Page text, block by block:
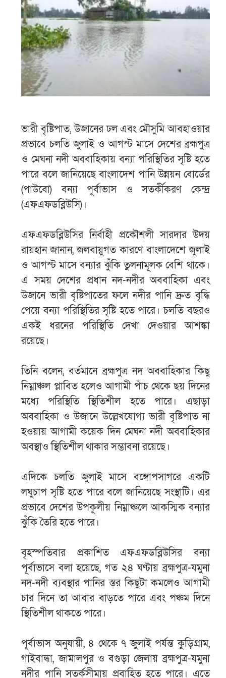
ভারী বৃষ্টিপাত, উজানের ঢল এবং মৌসুমি আবহাওয়ার
প্রভাবে চলতি জুলাই ও আগস্ট মাসে দেশের ব্রহ্মপুত্র
ও মেঘনা নদী অববাহিকায় বন্যা পরিস্থিতির সৃষ্টি হতে
পারে বলে জানিয়েছে বাংলাদেশ পানি উন্নয়ন বোর্ডের
(পাউবো) বন্যা পূর্বাভাস ও সতর্কীকরণ কেন্দ্র
(এফএফডব্লিউসি)।
এফএফডব্লিউসির নির্বাহী প্রকৌশলী সারদার উদয়
রায়হান জানান, জলবায়ুগত কারণে বাংলাদেশে জুলাই
ও আগস্ট মাসে বন্যার ঝুঁকি তুলনামূলক বেশি থাকে।
এ সময় দেশের প্রধান নদ-নদীর অববাহিকা এবং
উজানে ভারী বৃষ্টিপাতের ফলে নদীর পানি দ্রুত বৃদ্ধি
পেয়ে বন্যা পরিস্থিতির সৃষ্টি হতে পারে। চলতি বছরও
একই ধরনের পরিস্থিতি দেখা দেওয়ার আশঙ্কা
রয়েছে।
তিনি বলেন, বর্তমানে ব্রহ্মপুত্র নদ অববাহিকার কিছু
নিম্নাঞ্চল প্লাবিত হলেও আগামী পাঁচ থেকে ছয় দিনের
মধ্যে পরিস্থিতি স্থিতিশীল হতে পারে। এছাড়া
অববাহিকা ও উজানে উল্লেখযোগ্য ভারী বৃষ্টিপাত না
হওয়ায় আগামী কয়েক দিন মেঘনা নদী অববাহিকার
অবস্থাও স্থিতিশীল থাকার সম্ভাবনা রয়েছে।
এদিকে চলতি জুলাই মাসে বঙ্গোপসাগরে একটি
লঘুচাপ সৃষ্টি হতে পারে বলে জানিয়েছে সংস্থাটি। এর
প্রভাবে দেশের উপকূলীয় নিম্নাঞ্চলে আকস্মিক বন্যার
ঝুঁকি তৈরি হতে পারে।
বৃহস্পতিবার প্রকাশিত এফএফডব্লিউসির বন্যা
পূর্বাভাসে বলা হয়েছে, গত ২৪ ঘণ্টায় ব্রহ্মপুত্র-যমুনা
নদ-নদী ব্যবস্থার পানির স্তর কিছুটা কমলেও আগামী
চার দিনে তা আবার বাড়তে পারে এবং পঞ্চম দিনে
স্থিতিশীল থাকতে পারে।
পূর্বাভাস অনুযায়ী, ৪ থেকে ৭ জুলাই পর্যন্ত কুড়িগ্রাম,
গাইবান্ধা, জামালপুর ও বগুড়া জেলায় ব্রহ্মপুত্র-যমুনা
নদীর পানি সতর্কসীমায় প্রবাহিত হতে পারে। এতে